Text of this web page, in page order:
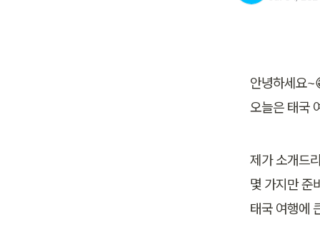
안녕하세요
오늘은 태국
제가 소개드
몇 가지만 준
태국 여행에